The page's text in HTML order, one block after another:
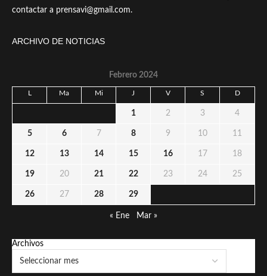
contactar a prensavi@gmail.com.
ARCHIVO DE NOTICIAS
Febrero 2024
L Ma Mi J V S D
1 2 3 4
5 6 7 8 9 10 11
12 13 14 15 16 17 18
19 20 21 22 23 24 25
26 27 28 29
« Ene Mar »
Archivos